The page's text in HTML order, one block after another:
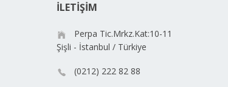
İLETİŞİM
Perpa Tic.Mrkz.Kat:10-11
Şişli - İstanbul / Türkiye
(0212) 222 82 88